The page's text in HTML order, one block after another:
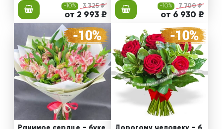
-10% 3 325 ₽
от 2 993 ₽
-10% 7 700 ₽
от 6 930 ₽